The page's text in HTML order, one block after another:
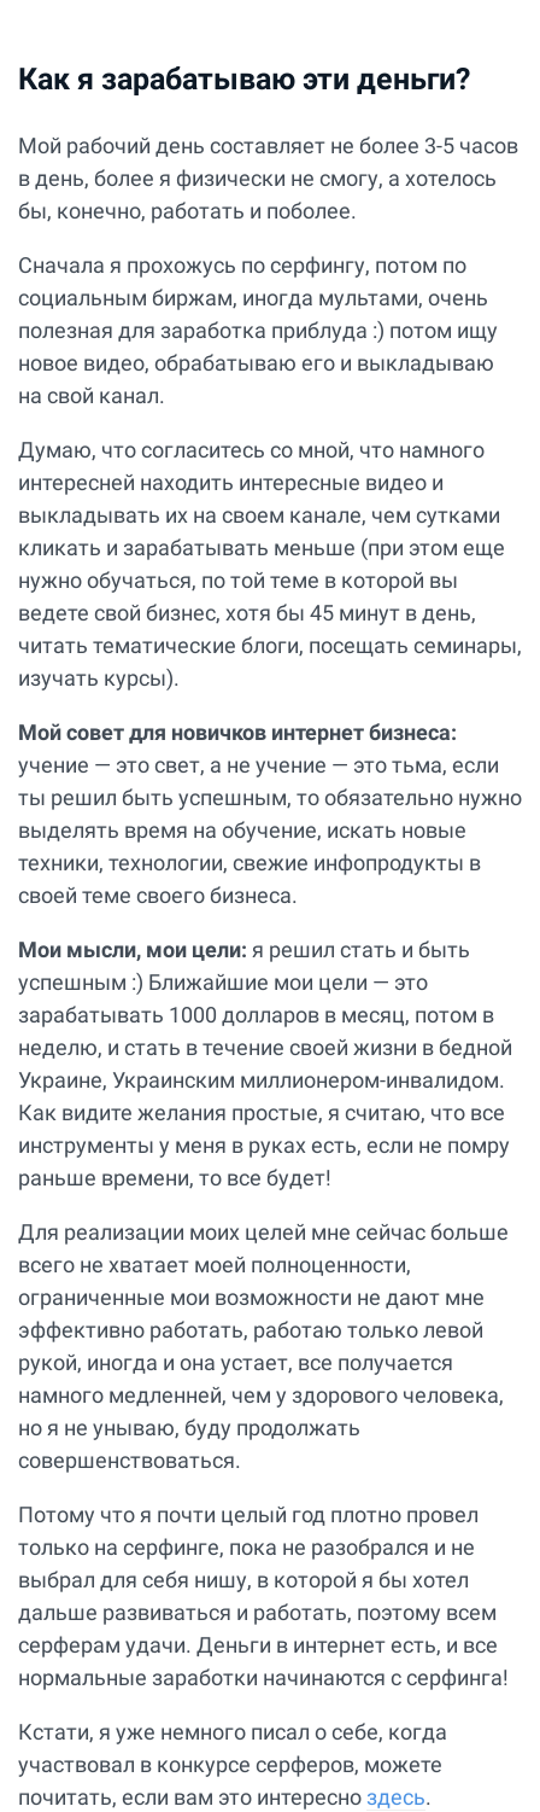
Как я зарабатываю эти деньги?
Мой рабочий день составляет не более 3-5 часов
в день, более я физически не смогу, а хотелось
бы, конечно, работать и поболее.
Сначала я прохожусь по серфингу, потом по
социальным биржам, иногда мультами, очень
полезная для заработка приблуда :) потом ищу
новое видео, обрабатываю его и выкладываю
на свой канал.
Думаю, что согласитесь со мной, что намного
интересней находить интересные видео и
выкладывать их на своем канале, чем сутками
кликать и зарабатывать меньше (при этом еще
нужно обучаться, по той теме в которой вы
ведете свой бизнес, хотя бы 45 минут в день,
читать тематические блоги, посещать семинары,
изучать курсы).
Мой совет для новичков интернет бизнеса:
учение — это свет, а не учение — это тьма, если
ты решил быть успешным, то обязательно нужно
выделять время на обучение, искать новые
техники, технологии, свежие инфопродукты в
своей теме своего бизнеса.
Мои мысли, мои цели: я решил стать и быть
успешным :) Ближайшие мои цели — это
зарабатывать 1000 долларов в месяц, потом в
неделю, и стать в течение своей жизни в бедной
Украине, Украинским миллионером-инвалидом.
Как видите желания простые, я считаю, что все
инструменты у меня в руках есть, если не помру
раньше времени, то все будет!
Для реализации моих целей мне сейчас больше
всего не хватает моей полноценности,
ограниченные мои возможности не дают мне
эффективно работать, работаю только левой
рукой, иногда и она устает, все получается
намного медленней, чем у здорового человека,
но я не унываю, буду продолжать
совершенствоваться.
Потому что я почти целый год плотно провел
только на серфинге, пока не разобрался и не
выбрал для себя нишу, в которой я бы хотел
дальше развиваться и работать, поэтому всем
серферам удачи. Деньги в интернет есть, и все
нормальные заработки начинаются с серфинга!
Кстати, я уже немного писал о себе, когда
участвовал в конкурсе серферов, можете
почитать, если вам это интересноздесь.